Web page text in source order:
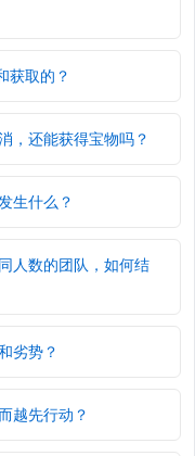
获取的？
，还能获得宝物吗？
生什么？
人数的团队，如何结
劣势？
越先行动？